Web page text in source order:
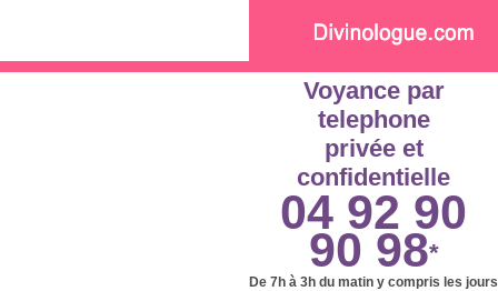
Voyance par
telephone
privée et
confidentielle
04 92 90
90 98*
De 7h à 3h du matin y compris les jours